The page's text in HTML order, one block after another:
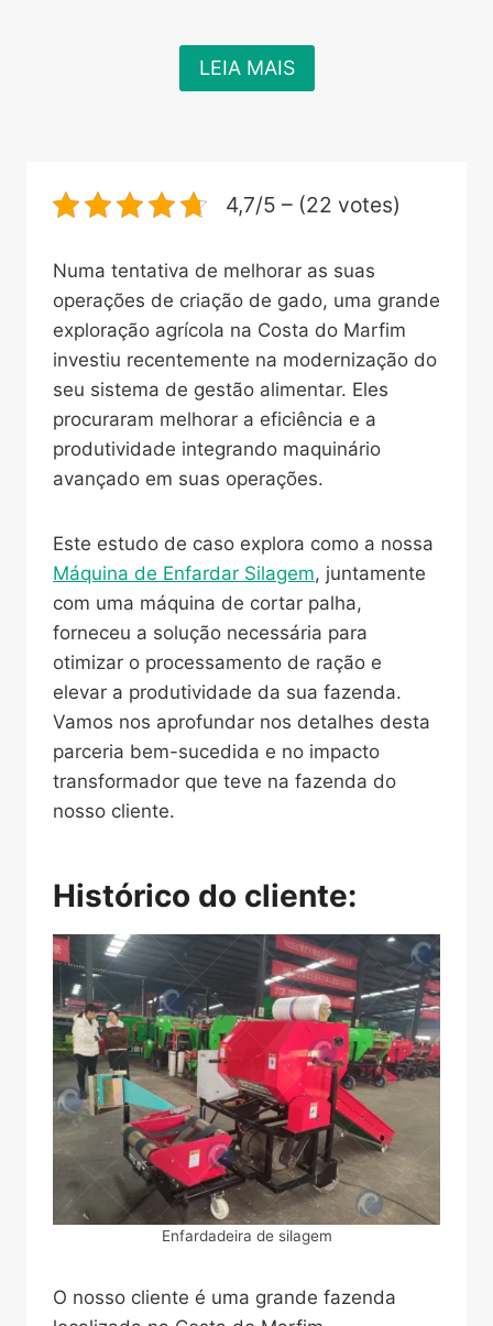
LEIA MAIS
4,7/5 – (22 votes)
Numa tentativa de melhorar as suas
operações de criação de gado, uma grande
exploração agrícola na Costa do Marfim
investiu recentemente na modernização do
seu sistema de gestão alimentar. Eles
procuraram melhorar a eficiência e a
produtividade integrando maquinário
avançado em suas operações.
Este estudo de caso explora como a nossa
Máquina de Enfardar Silagem, juntamente
com uma máquina de cortar palha,
forneceu a solução necessária para
otimizar o processamento de ração e
elevar a produtividade da sua fazenda.
Vamos nos aprofundar nos detalhes desta
parceria bem-sucedida e no impacto
transformador que teve na fazenda do
nosso cliente.
Histórico do cliente:
Enfardadeira de silagem
O nosso cliente é uma grande fazenda